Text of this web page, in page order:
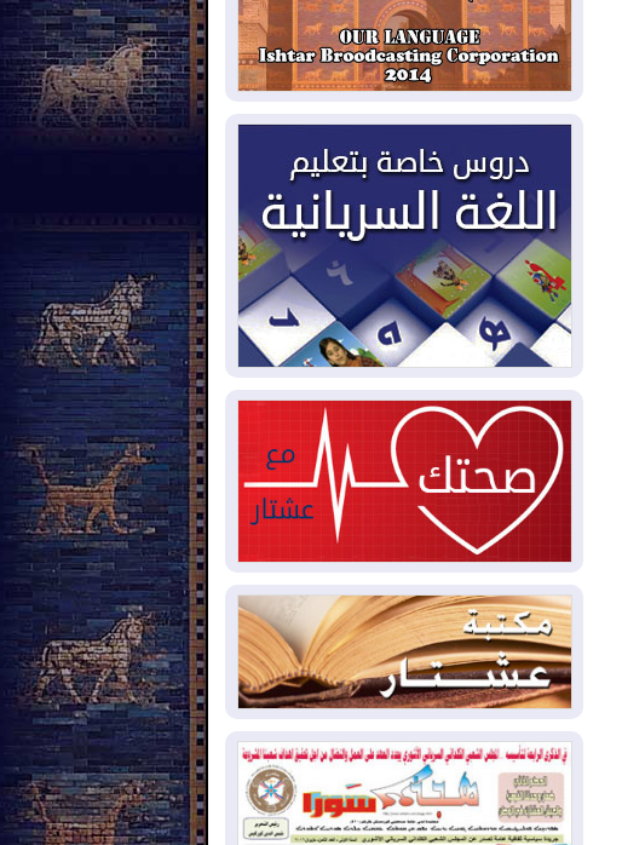
2026-08-05
لمدة عام.. بدء توريد 100
مليون قدم مكعب يومياً من غاز كورمور في
إقليم كوردستان إلى وزارة الكهرباء العراقية
2026-08-05
15كارثة بيئية ومناخية ترسم
ملامح أخطر التحديات التي تواجه العراق
اليوم
2026-08-05
حرائق فرنسا.. توقيف 402
شخص بينهم 156 قاصرا منذ بداية موسم
الحرائق
2026-08-04سومو: إنتاج النفط في إقليم
كوردستان انخفض إلى أقل من 10%
2026-08-04ملفات حقبة الكاظمي تعود إلى
الواجهة.. أنباء عن مراجعات قضائية
وتحقيقات أوسع في قضايا فساد
2026-08-04
بيترو يشكو تزوير الانتخابات
الرئاسية ويحذر من "حرب أهلية" في
كولومبيا
2026-08-03رئيس إقليم كوردستان في
دمشق في زيارة رسمية
2026-08-03العراق يؤكد مجدداً التزامه
بمنع الهجمات على الدول المجاورة
2026-08-03العجز والاقتراض يطوقان
المالية العراقية.. اقتراض يتجاوز 3 تريليونات